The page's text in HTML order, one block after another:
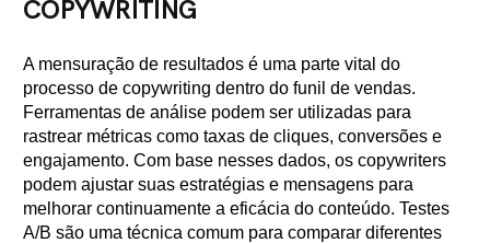
COPYWRITING
A mensuração de resultados é uma parte vital do
processo de copywriting dentro do funil de vendas.
Ferramentas de análise podem ser utilizadas para
rastrear métricas como taxas de cliques, conversões e
engajamento. Com base nesses dados, os copywriters
podem ajustar suas estratégias e mensagens para
melhorar continuamente a eficácia do conteúdo. Testes
A/B são uma técnica comum para comparar diferentes